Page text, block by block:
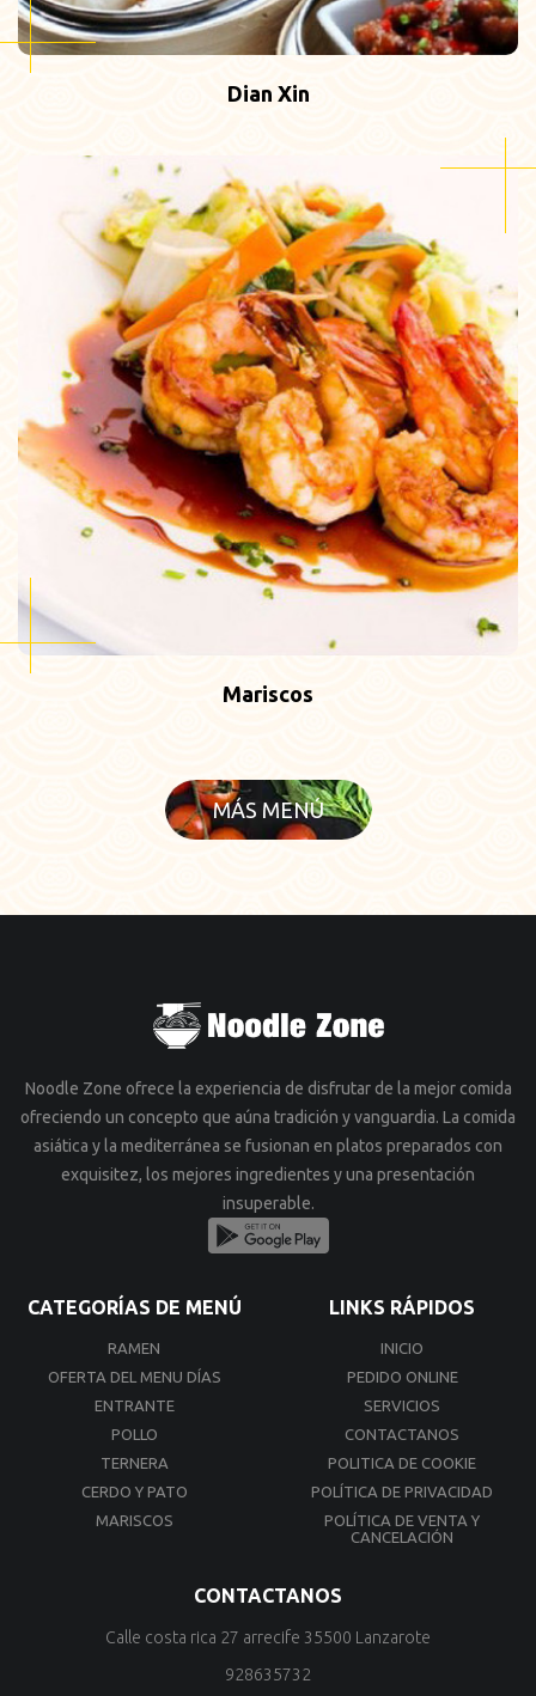
Dian Xin
Mariscos
MÁS MENÚ
Noodle Zone ofrece la experiencia de disfrutar de la mejor comida
ofreciendo un concepto que aúna tradición y vanguardia. La comida
asiática y la mediterránea se fusionan en platos preparados con
exquisitez, los mejores ingredientes y una presentación
insuperable.
CATEGORÍAS DE MENÚ
RAMEN
OFERTA DEL MENU DÍAS
ENTRANTE
POLLO
TERNERA
CERDO Y PATO
MARISCOS
LINKS RÁPIDOS
INICIO
PEDIDO ONLINE
SERVICIOS
CONTACTANOS
POLITICA DE COOKIE
POLÍTICA DE PRIVACIDAD
POLÍTICA DE VENTA Y
CANCELACIÓN
CONTACTANOS
Calle costa rica 27 arrecife 35500 Lanzarote
928635732